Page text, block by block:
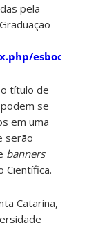
pela
esbocos/
título de
se
em uma
serão
banners
Científica.
Catarina,